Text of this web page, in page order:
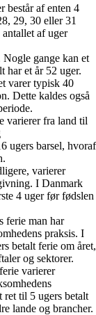
består af enten 4
29, 30 eller 31
af uger
Nogle gange kan et
har et år 52 uger.
varer typisk 40
Dette kaldes også
varierer fra land til
ugers barsel, hvoraf
varierer
I Danmark
4 uger før fødslen
ferie man har
praksis. I
betalt ferie om året,
og sektorer.
varierer
til 5 ugers betalt
lande og brancher.